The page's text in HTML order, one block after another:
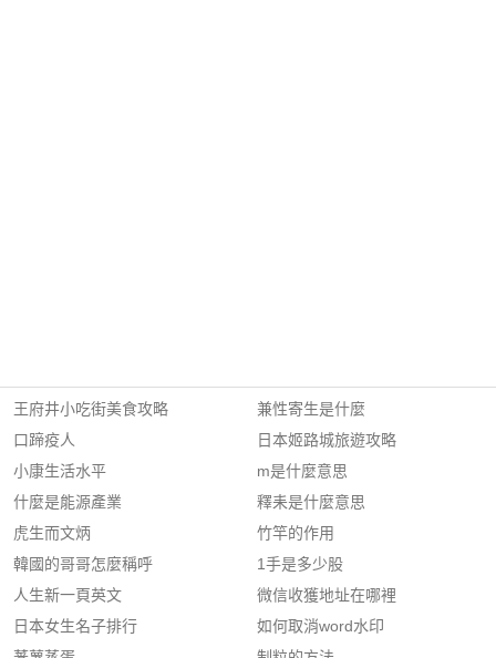
王府井小吃街美食攻略
口蹄疫人
小康生活水平
什麼是能源產業
虎生而文炳
韓國的哥哥怎麼稱呼
人生新一頁英文
日本女生名子排行
兼性寄生是什麼
日本姬路城旅遊攻略
m是什麼意思
釋耒是什麼意思
竹竿的作用
1手是多少股
微信收獲地址在哪裡
如何取消word水印